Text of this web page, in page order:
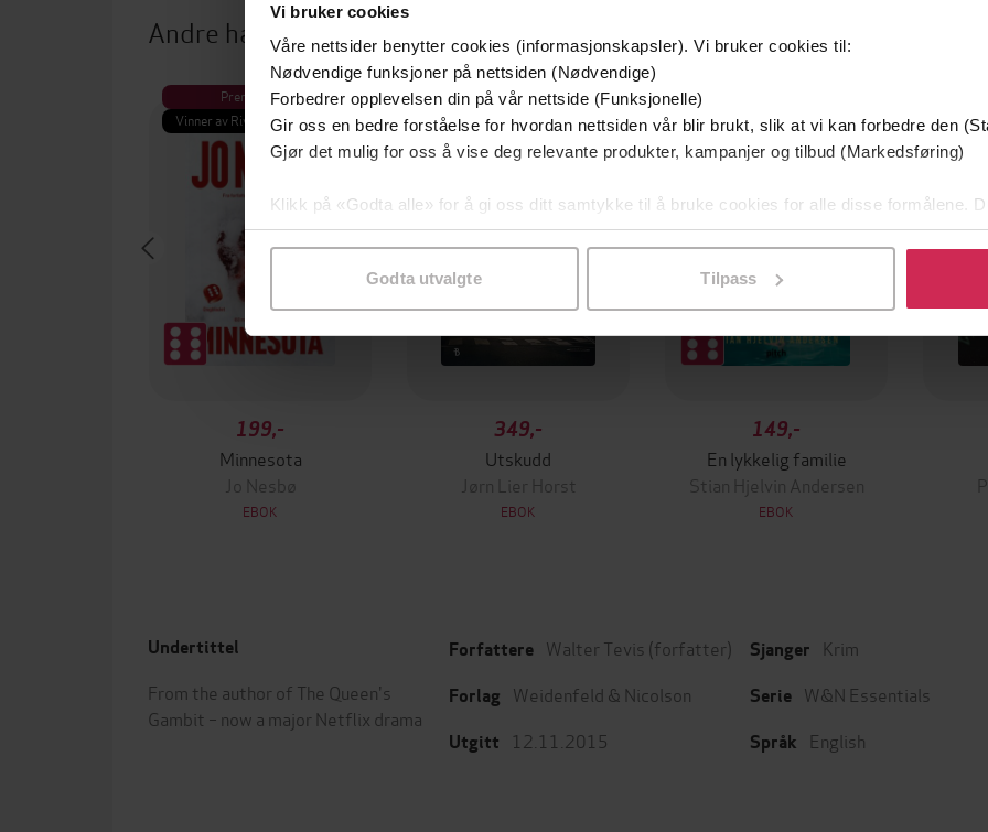
Vi bruker cookies
Våre nettsider benytter cookies (informasjonskapsler). Vi bruker cookies til:
Nødvendige funksjoner på nettsiden (Nødvendige)
Forbedrer opplevelsen din på vår nettside (Funksjonelle)
Gir oss en bedre forståelse for hvordan nettsiden vår blir brukt, slik at vi kan forbedre den
Gjør det mulig for oss å vise deg relevante produkter, kampanjer og tilbud (Markedsføring)
Klikk på «Godta alle» for å gi oss ditt samtykke til å bruke cookies for alle disse formålene.
samtykke til spesifikke formål ved å klikke på «Tilpass». Du kan når som helst trekke
Godta utvalgte Tilpass
Andre har også kjøpt
Premium
Vinner av Rivertonprisen
199,-
Minnesota
Jo Nesbø
EBOK
Premium
Første gang på tilbud
349,-
Utskudd
Jørn Lier Horst
EBOK
Premium
149,-
En lykkelig familie
Stian Hjelvin Andersen
EBOK
Undertittel
From the author of The Queen's
Gambit – now a major Netflix drama
Forfattere Walter Tevis (forfatter)
Forlag Weidenfeld & Nicolson
Utgitt 12.11.2015
Sjanger Krim
Serie W&N Essentials
Språk English